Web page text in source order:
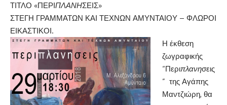
ΤΙΤΛΟ «ΠΕΡΙΠΛΑΝΗΣΕΙΣ»
ΣΤΕΓΗ ΓΡΑΜΜΑΤΩΝ ΚΑΙ ΤΕΧΝΩΝ ΑΜΥΝΤΑΙΟΥ – ΦΛΩΡΟΙ
ΕΙΚΑΣΤΙΚΟΙ.
Η έκθεση
ζωγραφικής
“Περιπλανησεις
” της Αγάπης
Μαντζιώρη, θα